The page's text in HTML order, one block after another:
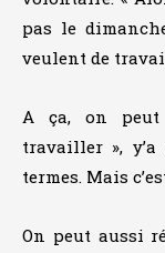
pas le
veulent de
A ça, on peut
travailler »,
termes. Mais
On peut aussi